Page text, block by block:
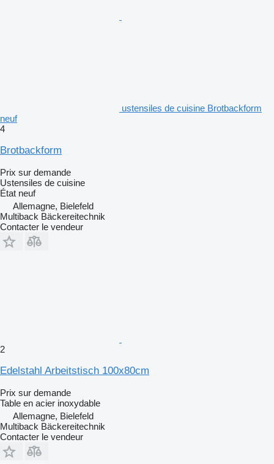
ustensiles de cuisine Brotbackform
neuf
4
Brotbackform
Prix sur demande
Ustensiles de cuisine
État neuf
Allemagne, Bielefeld
Multiback Bäckereitechnik
Contacter le vendeur
2
Edelstahl Arbeitstisch 100x80cm
Prix sur demande
Table en acier inoxydable
Allemagne, Bielefeld
Multiback Bäckereitechnik
Contacter le vendeur